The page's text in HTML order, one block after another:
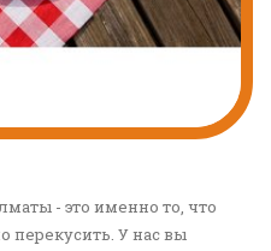
- это именно то, что
перекусить. У нас вы